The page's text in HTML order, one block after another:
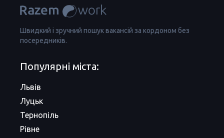
Швидкий і зручний пошук вакансій за кордоном без
посередників.
Популярні міста:
Львів
Луцьк
Тернопіль
Рівне